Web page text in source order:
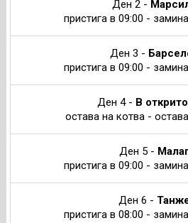
Ден 2 -
пристига в 09:00 -
Ден 3 -
пристига в 09:00 -
Ден 4 - В
остава на котва -
Ден 5 -
пристига в 09:00 -
Ден 6 -
пристига в 08:00 -